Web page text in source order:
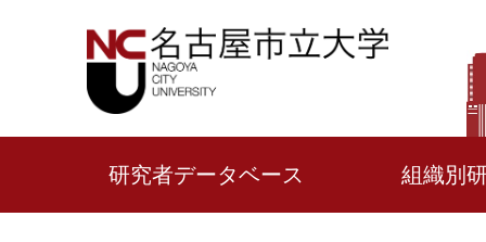
研究者データベース 組織別